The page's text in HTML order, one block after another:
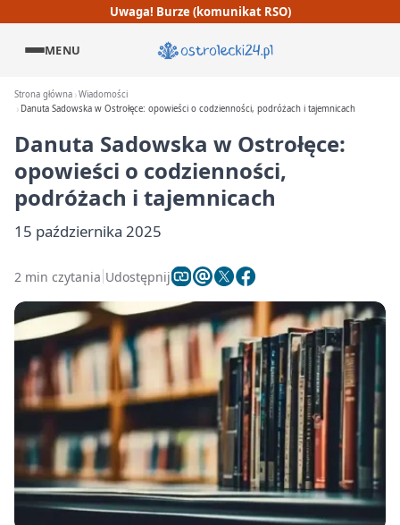
Uwaga! Burze (komunikat RSO)
MENU
Strona główna Wiadomości
Danuta Sadowska w Ostrołęce: opowieści o codzienności, podróżach i tajemnicach
Danuta Sadowska w Ostrołęce:
opowieści o codzienności,
podróżach i tajemnicach
15 października 2025
2 min czytania Udostępnij